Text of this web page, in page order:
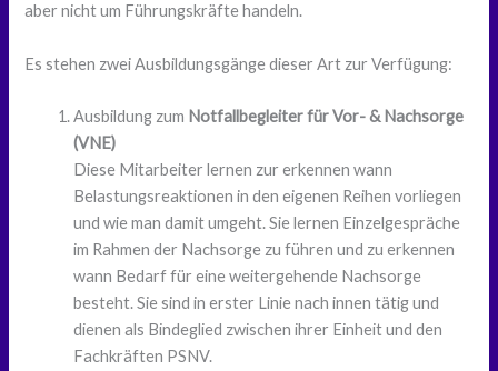
aber nicht um Führungskräfte handeln.
Es stehen zwei Ausbildungsgänge dieser Art zur Verfügung:
Ausbildung zum Notfallbegleiter für Vor- & Nachsorge
(VNE)
Diese Mitarbeiter lernen zur erkennen wann
Belastungsreaktionen in den eigenen Reihen vorliegen
und wie man damit umgeht. Sie lernen Einzelgespräche
im Rahmen der Nachsorge zu führen und zu erkennen
wann Bedarf für eine weitergehende Nachsorge
besteht. Sie sind in erster Linie nach innen tätig und
dienen als Bindeglied zwischen ihrer Einheit und den
Fachkräften PSNV.